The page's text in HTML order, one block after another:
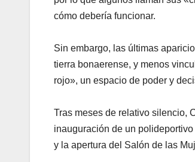
cómo debería funcionar.
Sin embargo, las últimas
tierra bonaerense, y menos
rojo», un espacio de poder y
Tras meses de relativo silencio,
inauguración de un
y la apertura del Salón de las